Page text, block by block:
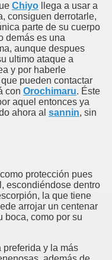
Chiyo llega a usar a
consiguen derrotarle,
parte de su cuerpo
demás es una
aunque despues
ultimo ataque a
y por haberle
pueden contactar
con Orochimaru. Éste
aquel entonces ya
ahora al sannin, sin
protección pues
escondiéndose dentro
la que tiene
arrojar un centenar
boca, como por su
preferida y la más